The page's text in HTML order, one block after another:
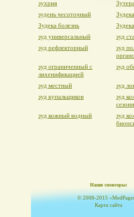
зухрия
зудень чесоточный
Зудека болезнь
зуд универсальный
зуд
зуд рефлекторный
зуд
зуд ограниченный с
лихенификацией
зуд
зуд местный
зуд
зуд купальщиков
зуд
зуд кожный водный
зуд
Наши спонсоры:
© 2008-2015
Карта сайта